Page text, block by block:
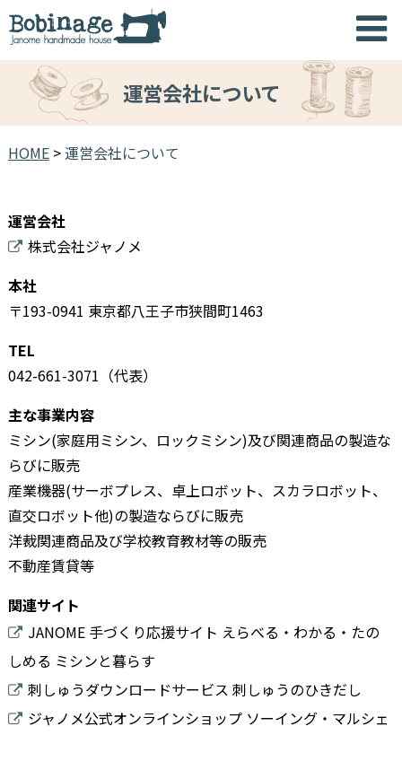
運営会社について
HOME>運営会社について
運営会社
株式会社ジャノメ
本社
〒193-0941 東京都八王子市狭間町1463
TEL
042-661-3071 （代表）
主な事業内容
ミシン(家庭用ミシン、ロックミシン)及び関連商品の製造な
らびに販売
産業機器(サーボプレス、卓上ロボット、スカラロボット、
直交ロボット他)の製造ならびに販売
洋裁関連商品及び学校教育教材等の販売
不動産賃貸等
関連サイト
JANOME 手づくり応援サイト えらべる・わかる・たの
しめる ミシンと暮らす
刺しゅうダウンロードサービス 刺しゅうのひきだし
ジャノメ公式オンラインショップ ソーイング・マルシェ